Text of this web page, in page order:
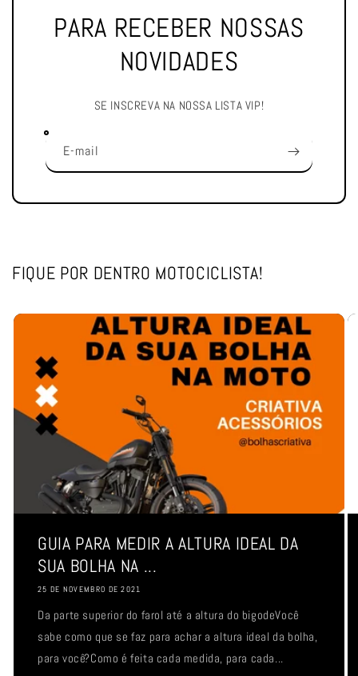
PARA RECEBER NOSSAS
NOVIDADES
SE INSCREVA NA NOSSA LISTA VIP!
E-mail
FIQUE POR DENTRO MOTOCICLISTA!
GUIA PARA MEDIR A ALTURA IDEAL DA
SUA BOLHA NA ...
25 DE NOVEMBRO DE 2021
Da parte superior do farol até a altura do bigodeVocê
sabe como que se faz para achar a altura ideal da bolha,
para você?Como é feita cada medida, para cada...